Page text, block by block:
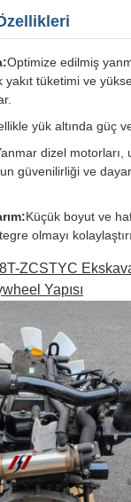
Optimize edilmiş
yakıt tüketimi ve
yük altında güç
dizel motorları,
güvenilirliği ve
Küçük boyut ve
olmayı
ZCSTYC
Yapısı